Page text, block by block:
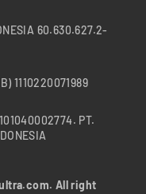
60.630.627.2-
1110220071989
PT.
All right